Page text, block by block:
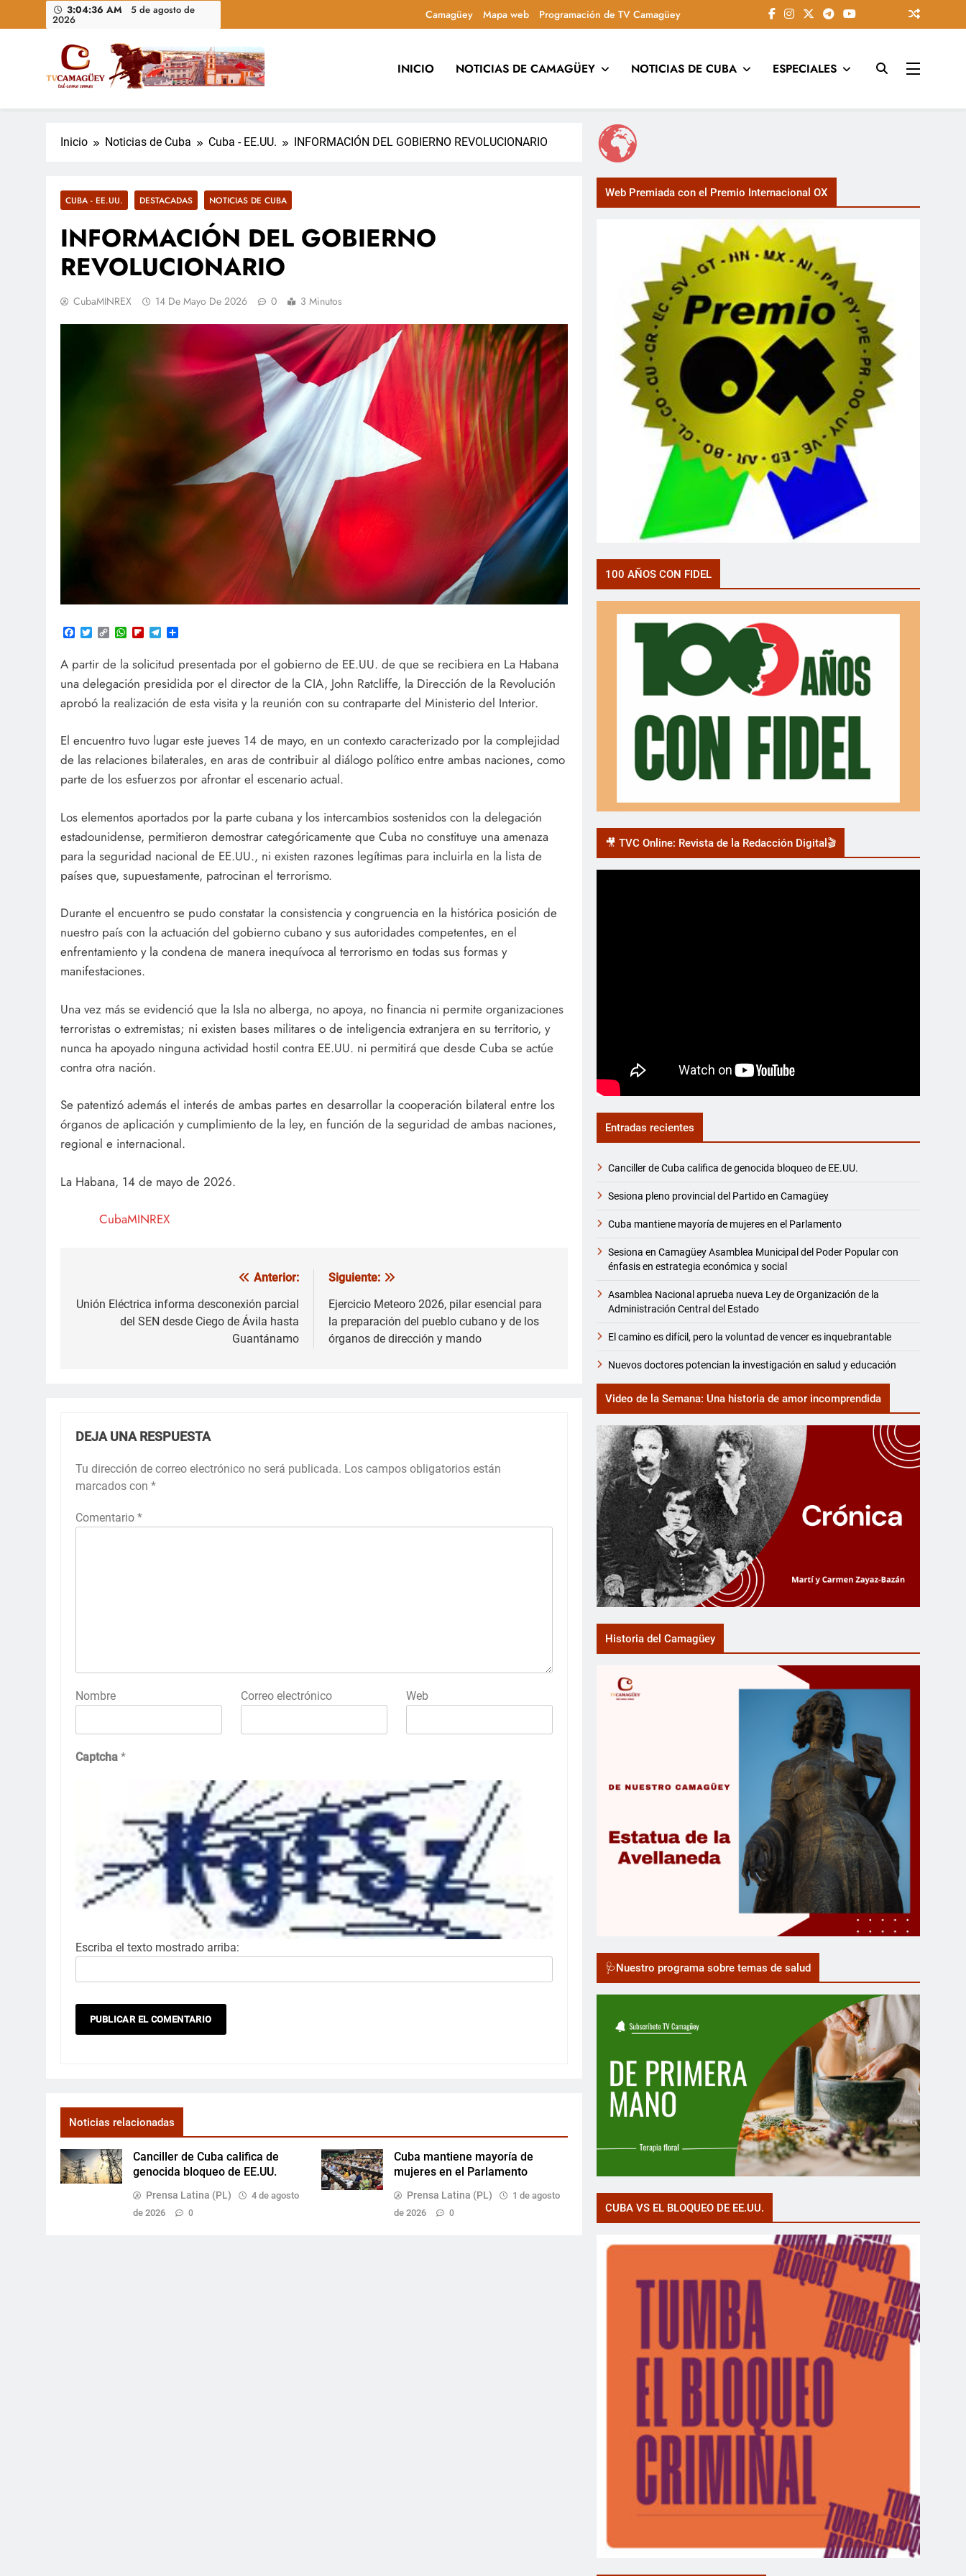
3:04:37 AM 5 de agosto de
2026 Camagüey Mapa web Programación de TV Camagüey
Televisión Camagüey, Cuba
TV Camagüey: canal provincial cubano que informa, educa y entretiene con contenidos culturales, sociales y comunitarios, conectando la tradición camagüeyana con la actualidad
INICIO NOTICIAS DE CAMAGÜEY NOTICIAS DE CUBA ESPECIALES
Inicio Noticias de Cuba Cuba - EE.UU. INFORMACIÓN DEL GOBIERNO REVOLUCIONARIO
CUBA - EE.UU. DESTACADAS NOTICIAS DE CUBA
INFORMACIÓN DEL GOBIERNO
REVOLUCIONARIO
CubaMINREX 14 De Mayo De 2026 0 3 Minutos
Facebook
TwitterCopy
Link
WhatsApp
FlipboardTelegram
A partir de la solicitud presentada por el gobierno de EE.UU. de que se recibiera en La Habana
una delegación presidida por el director de la CIA, John Ratcliffe, la Dirección de la Revolución
aprobó la realización de esta visita y la reunión con su contraparte del Ministerio del Interior.
El encuentro tuvo lugar este jueves 14 de mayo, en un contexto caracterizado por la complejidad
de las relaciones bilaterales, en aras de contribuir al diálogo político entre ambas naciones, como
parte de los esfuerzos por afrontar el escenario actual.
Los elementos aportados por la parte cubana y los intercambios sostenidos con la delegación
estadounidense, permitieron demostrar categóricamente que Cuba no constituye una amenaza
para la seguridad nacional de EE.UU., ni existen razones legítimas para incluirla en la lista de
países que, supuestamente, patrocinan el terrorismo.
Durante el encuentro se pudo constatar la consistencia y congruencia en la histórica posición de
nuestro país con la actuación del gobierno cubano y sus autoridades competentes, en el
enfrentamiento y la condena de manera inequívoca al terrorismo en todas sus formas y
manifestaciones.
Una vez más se evidenció que la Isla no alberga, no apoya, no financia ni permite organizaciones
terroristas o extremistas; ni existen bases militares o de inteligencia extranjera en su territorio, y
nunca ha apoyado ninguna actividad hostil contra EE.UU. ni permitirá que desde Cuba se actúe
contra otra nación.
Se patentizó además el interés de ambas partes en desarrollar la cooperación bilateral entre los
órganos de aplicación y cumplimiento de la ley, en función de la seguridad de ambas naciones,
regional e internacional.
La Habana, 14 de mayo de 2026.
CubaMINREX
de
Anterior:
Unión Eléctrica informa desconexión parcial
del SEN desde Ciego de Ávila hasta
Guantánamo
Siguiente:
Ejercicio Meteoro 2026, pilar esencial para
la preparación del pueblo cubano y de los
órganos de dirección y mando
DEJA UNA RESPUESTA
Tu dirección de correo electrónico no será publicada. Los campos obligatorios están
marcados con *
Comentario *
Nombre Correo electrónico Web
Captcha *
Escriba el texto mostrado arriba:
Noticias relacionadas
Canciller de Cuba califica de
genocida bloqueo de EE.UU.
Prensa Latina (PL)
4 de agosto
de 2026
0
Cuba mantiene mayoría de
mujeres en el Parlamento
Prensa Latina (PL)
1 de agosto
de 2026
0
Web Premiada con el Premio Internacional OX
100 AÑOS CON FIDEL
🎥 TVC Online: Revista de la Redacción Digital🎬
Entradas recientes
Canciller de Cuba califica de genocida bloqueo de EE.UU.
Sesiona pleno provincial del Partido en Camagüey
Cuba mantiene mayoría de mujeres en el Parlamento
Sesiona en Camagüey Asamblea Municipal del Poder Popular con
énfasis en estrategia económica y social
Asamblea Nacional aprueba nueva Ley de Organización de la
Administración Central del Estado
El camino es difícil, pero la voluntad de vencer es inquebrantable
Nuevos doctores potencian la investigación en salud y educación
Video de la Semana: Una historia de amor incomprendida
Historia del Camagüey
🩺Nuestro programa sobre temas de salud
CUBA VS EL BLOQUEO DE EE.UU.